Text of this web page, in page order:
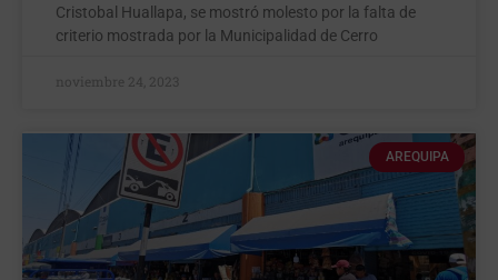
Cristobal Huallapa, se mostró molesto por la falta de
criterio mostrada por la Municipalidad de Cerro
noviembre 24, 2023
AREQUIPA